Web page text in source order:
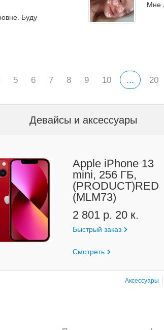
Буду
Мне
5 6 7 8 9 10 ... 20
Девайсы и аксессуары
Apple iPhone 13
mini, 256 ГБ,
(PRODUCT)RED
(MLM73)
2 801 р. 20 к.
Быстрый заказ
Смотреть
Аксессуары